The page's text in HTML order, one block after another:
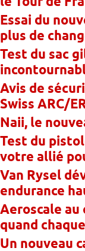
Essai du
plus de
Test du sac
Avis de
Swiss ARC/
Naii, le
Test du
votre allié
Van Rysel
endurance
Aeroscale au
quand
Un nouveau